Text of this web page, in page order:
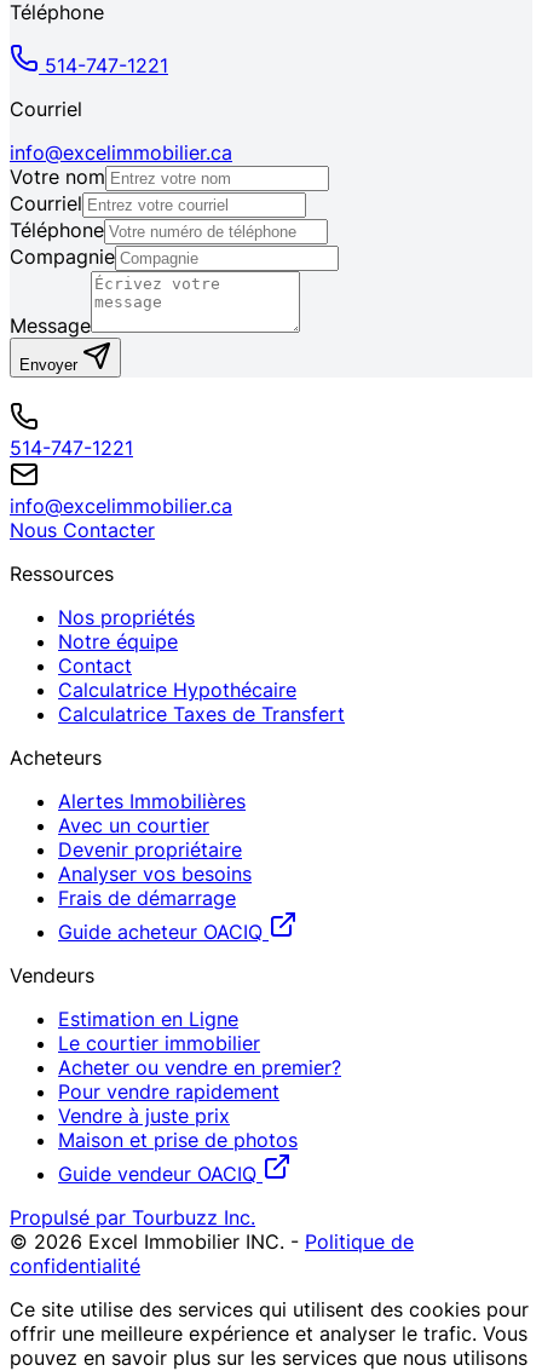
Téléphone
514-747-1221
Courriel
info@excelimmobilier.ca
Votre nom
Courriel
Téléphone
Compagnie
Message
Envoyer
514-747-1221
info@excelimmobilier.ca
Nous Contacter
Ressources
Nos propriétés
Notre équipe
Contact
Calculatrice Hypothécaire
Calculatrice Taxes de Transfert
Acheteurs
Alertes Immobilières
Avec un courtier
Devenir propriétaire
Analyser vos besoins
Frais de démarrage
Guide acheteur OACIQ
Vendeurs
Estimation en Ligne
Le courtier immobilier
Acheter ou vendre en premier?
Pour vendre rapidement
Vendre à juste prix
Maison et prise de photos
Guide vendeur OACIQ
Propulsé par Tourbuzz Inc.
© 2026 Excel Immobilier INC. - Politique de
confidentialité
Ce site utilise des services qui utilisent des cookies pour
offrir une meilleure expérience et analyser le trafic. Vous
pouvez en savoir plus sur les services que nous utilisons